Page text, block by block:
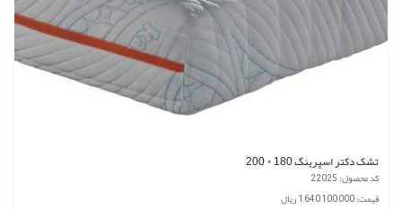
تشک دکتر اسپرینگ 180 * 200
کد محصول: 22025
قیمت: 1,640,100,000 ریال